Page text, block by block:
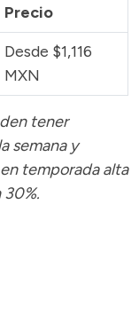
Precio
Desde $1,116
MXN
tener
semana y
en temporada alta